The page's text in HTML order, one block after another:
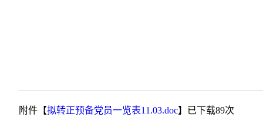
附件【拟转正预备党员一览表11.03.doc】已下载89次